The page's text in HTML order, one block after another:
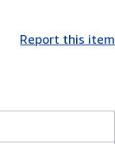
Report this item